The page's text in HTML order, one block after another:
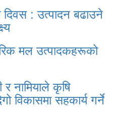
दिवस : उत्पादन बढाउने
मल उत्पादकहरूको
र नामियाले कृषि
विकासमा सहकार्य गर्ने